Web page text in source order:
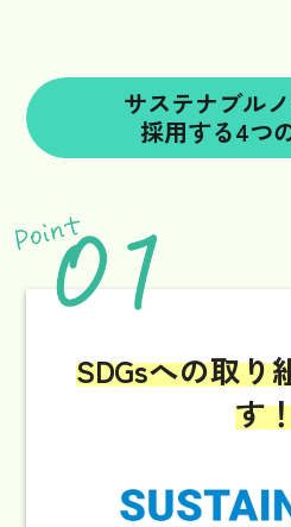
サステナブル
採用する4つ
SDGsへの取り
す